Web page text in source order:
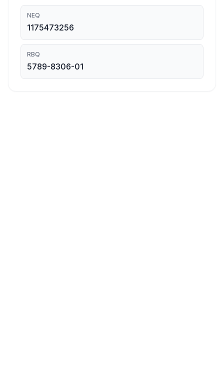
NEQ
1175473256
RBQ
5789-8306-01